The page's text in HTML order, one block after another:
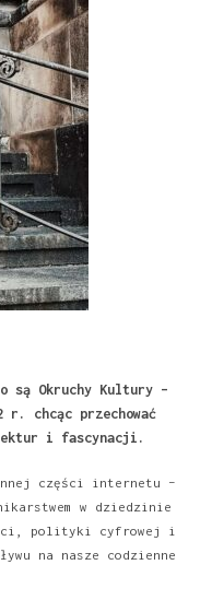
są Okruchy Kultury –
r. chcąc przechować
lektur i fascynacji.
innej części internetu –
w dziedzinie
polityki cyfrowej i
na nasze codzienne